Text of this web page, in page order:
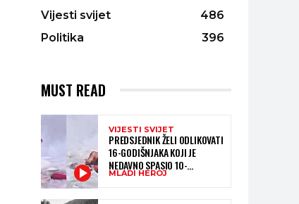
Vijesti svijet
486
Politika
396
MUST READ
VIJESTI SVIJET
PREDSJEDNIK ŽELI ODLIKOVATI
16-GODIŠNJAKA KOJI JE
NEDAVNO SPASIO 10-
GODIŠNJEG DJEČAKA IZ
MLADI HEROJ